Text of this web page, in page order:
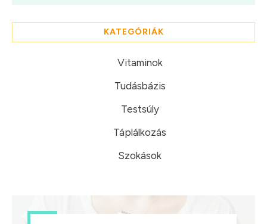
KATEGÓRIÁK
Vitaminok
Tudásbázis
Testsúly
Táplálkozás
Szokások